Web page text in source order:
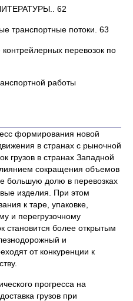
62
транспортные потоки. 63
перевозок по
работы
формирования новой
в странах с рыночной
грузов в странах Западной
сокращения объемов
большую долю в перевозках
изделия. При этом
к таре, упаковке,
и перегрузочному
становится более открытым
и
от конкуренции к
прогресса на
грузов при